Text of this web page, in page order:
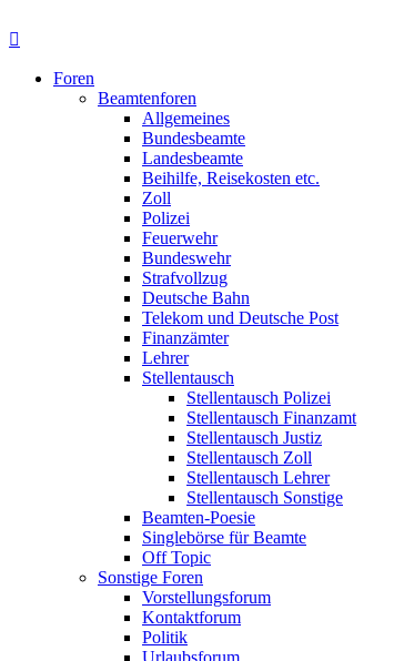
Foren
Beamtenforen
Allgemeines
Bundesbeamte
Landesbeamte
Beihilfe, Reisekosten etc.
Zoll
Polizei
Feuerwehr
Bundeswehr
Strafvollzug
Deutsche Bahn
Telekom und Deutsche Post
Finanzämter
Lehrer
Stellentausch
Stellentausch Polizei
Stellentausch Finanzamt
Stellentausch Justiz
Stellentausch Zoll
Stellentausch Lehrer
Stellentausch Sonstige
Beamten-Poesie
Singlebörse für Beamte
Off Topic
Sonstige Foren
Vorstellungsforum
Kontaktforum
Politik
Urlaubsforum